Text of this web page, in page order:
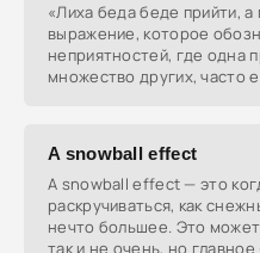
«Лиха беда беде прийти,
выражение, которое
неприятностей, где одна
множество других, часто
A snowball effect
A snowball effect — это
раскручиваться, как
нечто большее. Это
так и не очень, но